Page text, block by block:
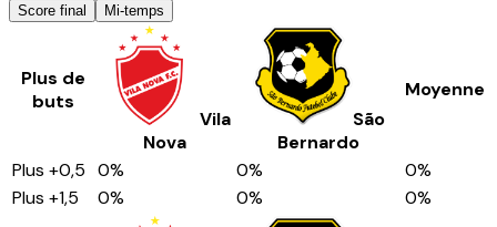
Score final
Mi-temps
Plus de
buts
Vila
Nova
São
Bernardo
Moyenne
Plus +0,5 0% 0% 0%
Plus +1,5 0% 0% 0%